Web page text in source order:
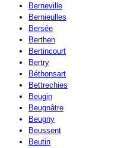
Berneville
Bernieulles
Bersée
Berthen
Bertincourt
Bertry
Béthonsart
Bettrechies
Beugin
Beugnâtre
Beugny
Beussent
Beutin